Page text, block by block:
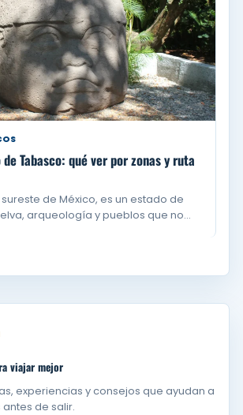
Tabasco: qué ver por zonas y ruta
de México, es un estado de
arqueología y pueblos que no…
viajar mejor
experiencias y consejos que ayudan a
de salir.